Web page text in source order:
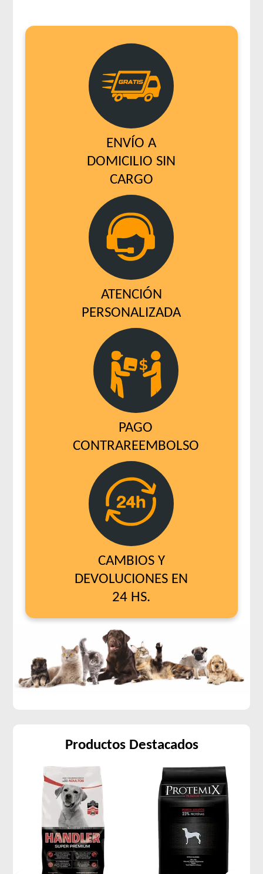
Vitalcan Therapy Canine Renal
Xtreme Dog Criadores Perro Adulto
Xtreme Dog Perro Adulto
ENVÍO A
DOMICILIO SIN
CARGO
ATENCIÓN
PERSONALIZADA
PAGO
CONTRAREEMBOLSO
CAMBIOS Y
DEVOLUCIONES EN
24 HS.
Productos Destacados